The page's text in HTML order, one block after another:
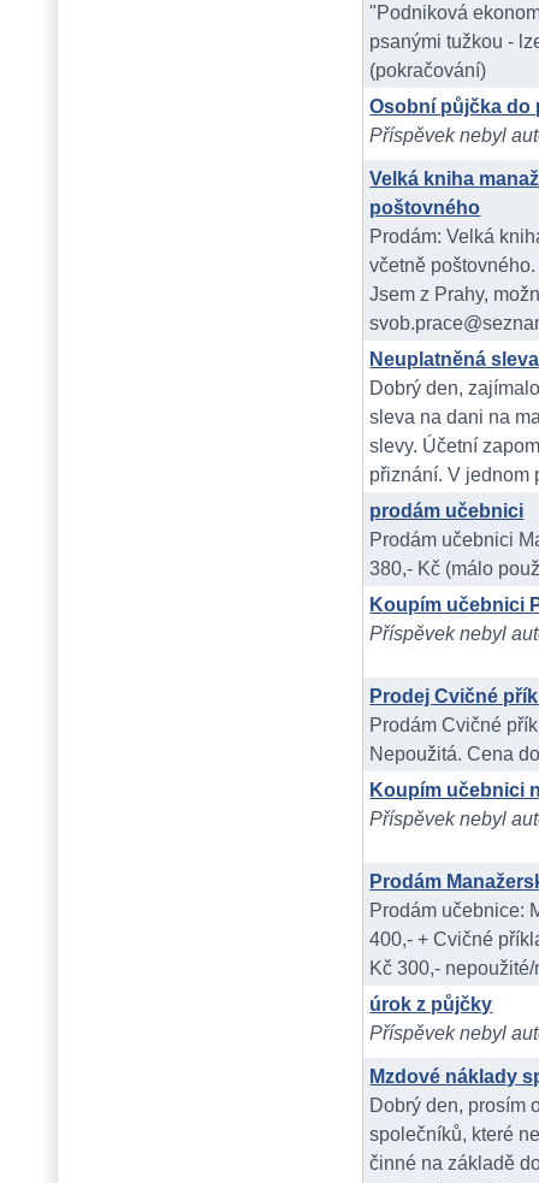
"Podniková
psanými tužkou -
(pokračování)
Osobní půjčka do
Příspěvek nebyl
Velká kniha
poštovného
Prodám: Velká
včetně
Jsem z Prahy,
Neuplatněná
Dobrý den,
sleva na dani na
slevy. Účetní
přiznání. V jednom
prodám učebnici
Prodám učebnici
380,- Kč (málo
Koupím učebnici
Příspěvek nebyl
Prodej Cvičné
Prodám Cvičné
Nepoužitá. Cena
Koupím učebnici
Příspěvek nebyl
Prodám
Prodám učebnice:
400,- + Cvičné
Kč 300,-
úrok z půjčky
Příspěvek nebyl
Mzdové náklady
Dobrý den, prosím
společníků, které
činné na základě